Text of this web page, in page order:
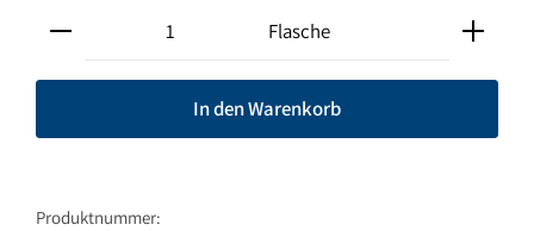
Produkt Anzahl: Gib den gewünschten Wert ein oder
Flasche
In den Warenkorb
Produktnummer: